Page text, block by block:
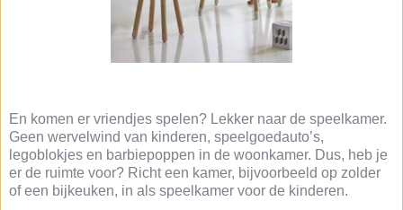
En komen er vriendjes spelen? Lekker naar de speelkamer.
Geen wervelwind van kinderen, speelgoedauto’s,
legoblokjes en barbiepoppen in de woonkamer. Dus, heb je
er de ruimte voor? Richt een kamer, bijvoorbeeld op zolder
of een bijkeuken, in als speelkamer voor de kinderen.